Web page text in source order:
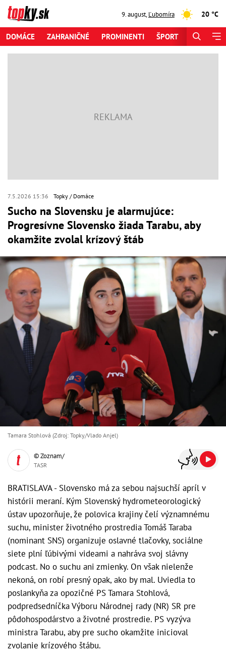
9. august,Ľubomíra 20 °C
DOMÁCE ZAHRANIČNÉ PROMINENTI ŠPORT
7.5.2026 15:36 Topky Domáce
Sucho na Slovensku je alarmujúce:
Progresívne Slovensko žiada Tarabu, aby
okamžite zvolal krízový štáb
Tamara Stohlová (Zdroj: Topky/Vlado Anjel)
© Zoznam/
TASR
BRATISLAVA - Slovensko má za sebou najsuchší apríl v
histórii meraní. Kým Slovenský hydrometeorologický
ústav upozorňuje, že polovica krajiny čelí významnému
suchu, minister životného prostredia Tomáš Taraba
(nominant SNS) organizuje oslavné tlačovky, sociálne
siete plní ľúbivými videami a nahráva svoj slávny
podcast. No o suchu ani zmienky. On však nielenže
nekoná, on robí presný opak, ako by mal. Uviedla to
poslankyňa za opozičné PS Tamara Stohlová,
podpredsedníčka Výboru Národnej rady (NR) SR pre
pôdohospodárstvo a životné prostredie. PS vyzýva
ministra Tarabu, aby pre sucho okamžite inicioval
zvolanie krízového štábu.